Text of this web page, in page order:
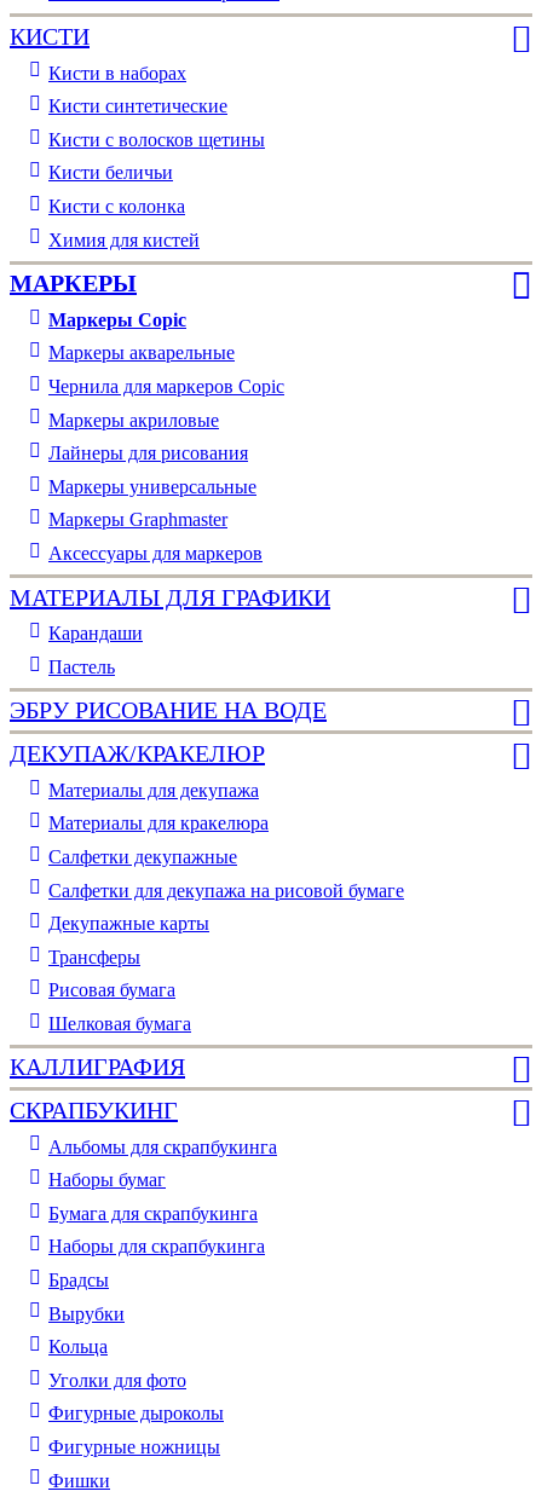
КИСТИ
Кисти в наборах
Кисти синтетические
Кисти с волосков щетины
Кисти беличьи
Кисти с колонка
Химия для кистей
МАРКЕРЫ
Маркеры Copic
Маркеры акварельные
Чернила для маркеров Copic
Маркеры акриловые
Лайнеры для рисования
Маркеры универсальные
Маркеры Graphmaster
Аксессуары для маркеров
МАТЕРИАЛЫ ДЛЯ ГРАФИКИ
Карандаши
Пастель
ЭБРУ РИСОВАНИЕ НА ВОДЕ
ДЕКУПАЖ/КРАКЕЛЮР
Материалы для декупажа
Материалы для кракелюра
Cалфетки декупажные
Салфетки для декупажа на рисовой бумаге
Декупажные карты
Трансферы
Рисовая бумага
Шелковая бумага
КАЛЛИГРАФИЯ
СКРАПБУКИНГ
Альбомы для скрапбукинга
Наборы бумаг
Бумага для скрапбукинга
Наборы для скрапбукинга
Брадсы
Вырубки
Кольца
Уголки для фото
Фигурные дыроколы
Фигурные ножницы
Фишки